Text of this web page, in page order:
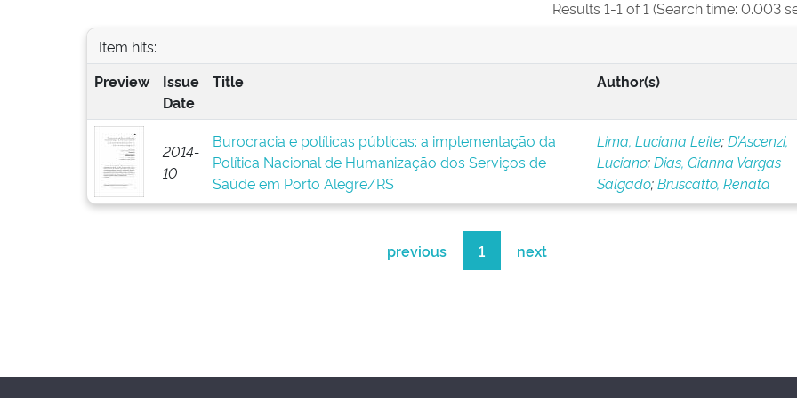
Results 1-1 of 1 (Search time: 0.003
Item hits:
Preview
Issue
Date
Title Author(s)
2014-
10
Burocracia e políticas públicas: a implementação da
Política Nacional de Humanização dos Serviços de
Saúde em Porto Alegre/RS
Lima, Luciana Leite;D’Ascenzi,
Luciano;Dias, Gianna Vargas
Salgado;Bruscatto, Renata
previous 1 next